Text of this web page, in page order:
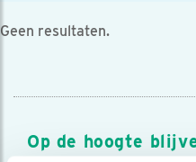
Geen resultaten.
Op de hoogte